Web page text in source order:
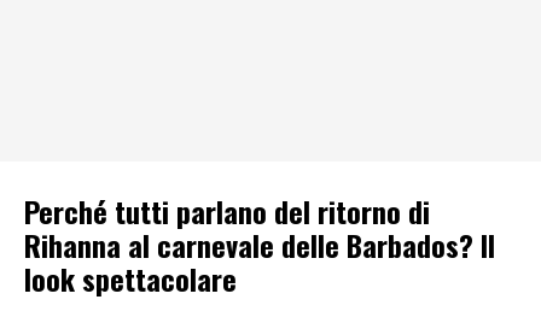
Perché tutti parlano del ritorno di
Rihanna al carnevale delle Barbados? Il
look spettacolare